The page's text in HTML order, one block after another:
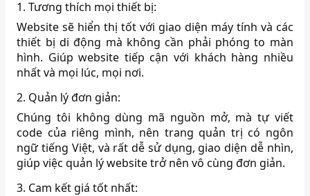
1. Tương thích mọi thiết bị:
Website sẽ hiển thị tốt với giao diện máy tính và các
thiết bị di động mà không cần phải phóng to màn
hình. Giúp website tiếp cận với khách hàng nhiều
nhất và mọi lúc, mọi nơi.
2. Quản lý đơn giản:
Chúng tôi không dùng mã nguồn mở, mà tự viết
code của riêng mình, nên trang quản trị có ngôn
ngữ tiếng Việt, và rất dễ sử dụng, giao diện dễ nhìn,
giúp việc quản lý website trở nên vô cùng đơn giản.
3. Cam kết giá tốt nhất: